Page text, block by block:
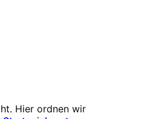
Hier ordnen wir